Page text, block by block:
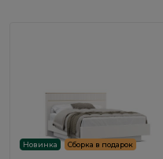
Новинка Сборка в подарок